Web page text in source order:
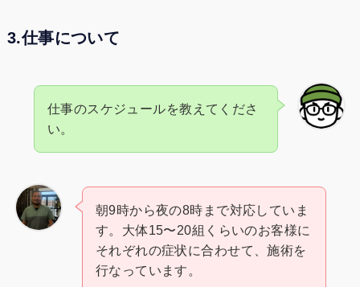
3.仕事について
仕事のスケジュールを教えてくださ
い。
朝9時から夜の8時まで対応していま
す。大体15〜20組くらいのお客様に
それぞれの症状に合わせて、施術を
行なっています。